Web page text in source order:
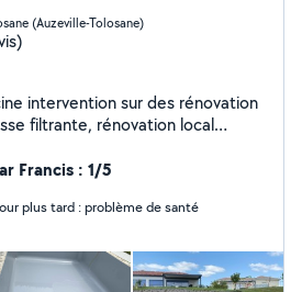
(Auzeville-Tolosane)
intervention sur des rénovation
Francis : 1/5
plus tard : problème de santé